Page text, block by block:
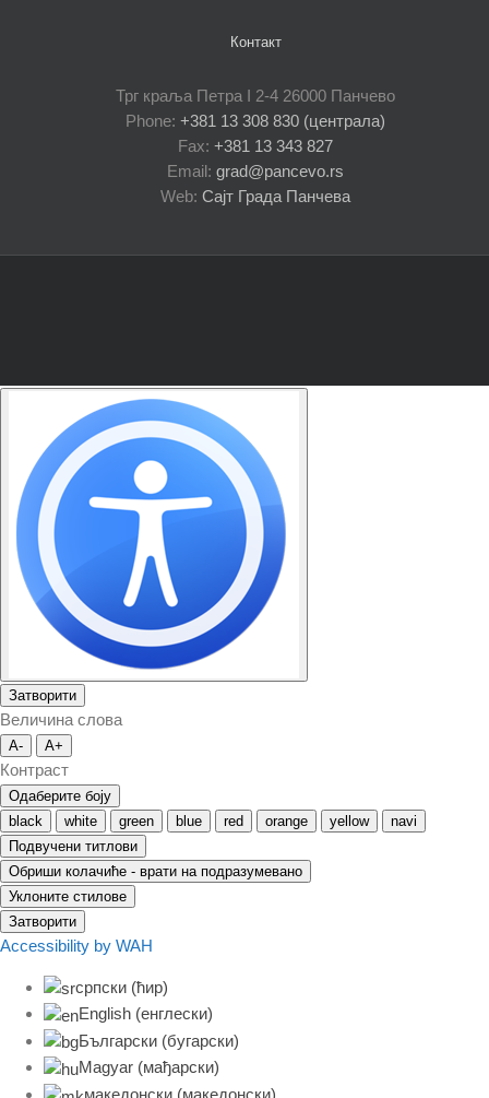
Контакт
Трг краља Петра I 2-4 26000 Панчево
Phone: +381 13 308 830 (централа)
Fax: +381 13 343 827
Email: grad@pancevo.rs
Web: Сајт Града Панчева
Затворити
Величина слова
A- A+
Контраст
Одаберите боју
black
white green blue red orange yellow
navi
Подвучени титлови
Обриши колачиће - врати на подразумевано
Уклоните стилове
Затворити
Accessibility by WAH
српски (ћир)
English (енглески)
Български (бугарски)
Magyar (мађарски)
македонски (македонски)